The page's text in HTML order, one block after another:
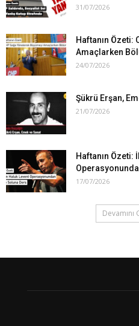
31/07/2026
Haftanın Özeti:
Amaçlarken
24/07/2026
Şükrü Erşan,
21/07/2026
Haftanın Özeti:
17/07/2026
Devamını